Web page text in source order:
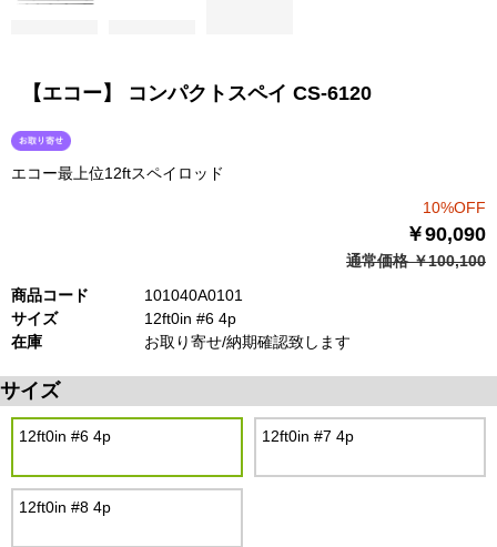
【エコー】 コンパクトスペイ CS-6120
エコー最上位12ftスペイロッド
10%OFF
￥90,090
通常価格 ￥100,100
商品コード
101040A0101
サイズ
12ft0in #6 4p
在庫
お取り寄せ/納期確認致します
サイズ
12ft0in #6 4p 12ft0in #7 4p
12ft0in #8 4p